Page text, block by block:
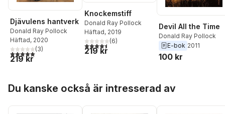
Djävulens hantverk
Donald Ray Pollock
Häftad, 2020
5,0utav 5 stjärnor. Totalt antal röster:
(3)
219 kr
Knockemstiff
Donald Ray Pollock
Häftad, 2019
4,5utav 5 stjärnor. Totalt antal röster:
(6)
219 kr
Devil All the Time
Donald Ray Pollock
E-bok 2011
100 kr
Du kanske också är intresserad av